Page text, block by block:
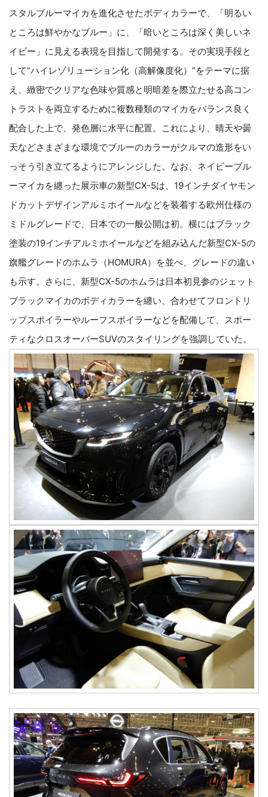
スタルブルーマイカを進化させたボディカラーで、「明るい
ところは鮮やかなブルー」に、「暗いところは深く美しいネ
イビー」に見える表現を目指して開発する。その実現手段と
して“ハイレゾリューション化（高解像度化）”をテーマに据
え、緻密でクリアな色味や質感と明暗差を際立たせる高コン
トラストを両立するために複数種類のマイカをバランス良く
配合した上で、発色層に水平に配置。これにより、晴天や曇
天などさまざまな環境でブルーのカラーがクルマの造形をい
っそう引き立てるようにアレンジした。なお、ネイビーブル
ーマイカを纏った展示車の新型CX-5は、19インチダイヤモン
ドカットデザインアルミホイールなどを装着する欧州仕様の
ミドルグレードで、日本での一般公開は初。横にはブラック
塗装の19インチアルミホイールなどを組み込んだ新型CX-5の
旗艦グレードのホムラ（HOMURA）を並べ、グレードの違い
も示す。さらに、新型CX-5のホムラは日本初見参のジェット
ブラックマイカのボディカラーを纏い、合わせてフロントリ
ップスポイラーやルーフスポイラーなどを配備して、スポー
ティなクロスオーバーSUVのスタイリングを強調していた。